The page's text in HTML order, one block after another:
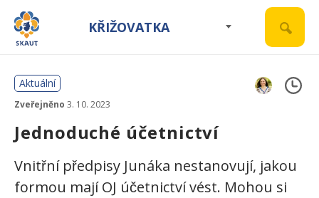
KŘIŽOVATKA
Aktuální
Zveřejněno 3. 10. 2023
Jednoduché účetnictví
Vnitřní předpisy Junáka nestanovují, jakou
formou mají OJ účetnictví vést. Mohou si